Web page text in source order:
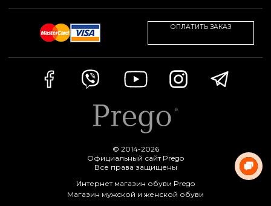
ОПЛАТИТЬ ЗАКАЗ
© 2014-2026
Официальный сайт Prego
Все права защищены
Интернет магазин обуви Prego
Магазин мужской и женской обуви